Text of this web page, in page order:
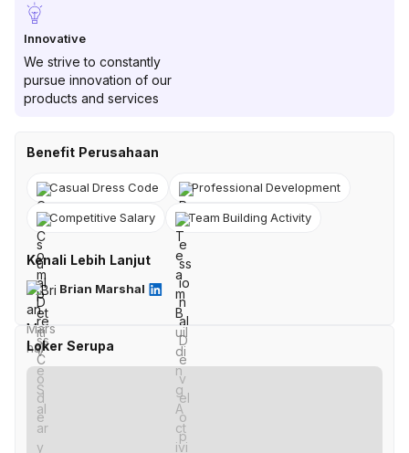
Innovative
We strive to constantly
pursue innovation of our
products and services
Benefit Perusahaan
Casual Dress Code Professional Development
Competitive Salary Team Building Activity
Kenali Lebih Lanjut
Brian Marshal
Loker Serupa